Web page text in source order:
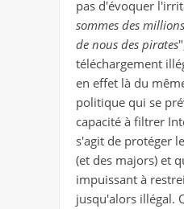
pas d'évoquer
sommes des
de nous des pirates
téléchargement
en effet là du
politique qui se
capacité à filtrer
s'agit de protéger
(et des majors) et
impuissant à
jusqu'alors illégal.